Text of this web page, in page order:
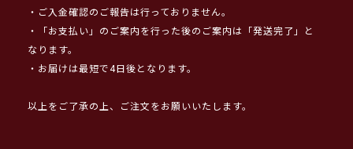
・ご入金確認のご報告は行っておりません。
・「お支払い」のご案内を行った後のご案内は「発送完了」と
なります。
・お届けは最短で4日後となります。
以上をご了承の上、ご注文をお願いいたします。